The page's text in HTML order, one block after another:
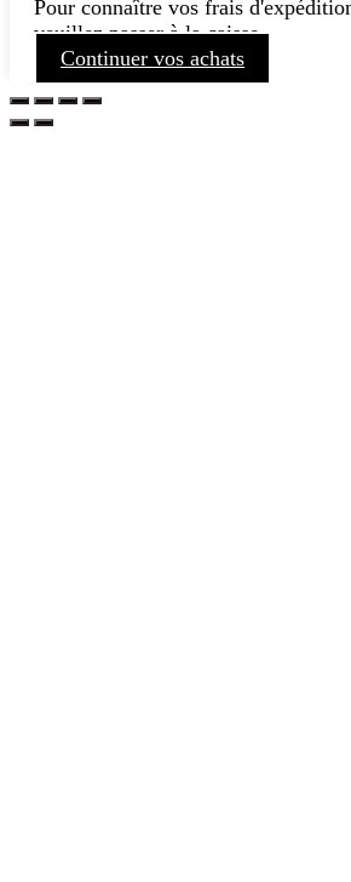
Pour connaître vos frais
veuillez passer à la caisse.
Continuer vos achats